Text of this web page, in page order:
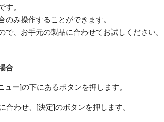
す。
のみ操作することができます。
、お手元の製品に合わせてお試しください。
合
ー]の下にあるボタンを押します。
合わせ、[決定]のボタンを押します。